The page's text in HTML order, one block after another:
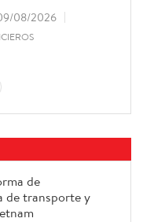
08/2026
de
de transporte y